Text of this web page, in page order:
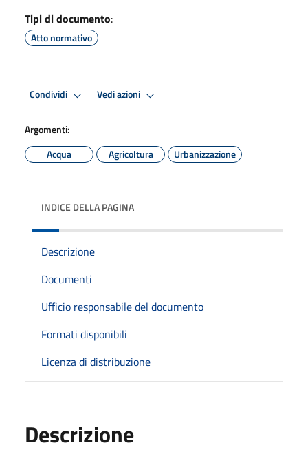
Tipi di documento:
Atto normativo
Condividi Vedi azioni
Argomenti:
Acqua
Agricoltura Urbanizzazione
INDICE DELLA PAGINA
Descrizione
Documenti
Ufficio responsabile del documento
Formati disponibili
Licenza di distribuzione
Descrizione